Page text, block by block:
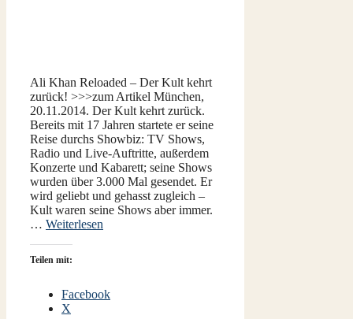
Ali Khan Reloaded – Der Kult kehrt
zurück! >>>zum Artikel München,
20.11.2014. Der Kult kehrt zurück.
Bereits mit 17 Jahren startete er seine
Reise durchs Showbiz: TV Shows,
Radio und Live-Auftritte, außerdem
Konzerte und Kabarett; seine Shows
wurden über 3.000 Mal gesendet. Er
wird geliebt und gehasst zugleich –
Kult waren seine Shows aber immer.
… Weiterlesen
Teilen mit:
Facebook
X